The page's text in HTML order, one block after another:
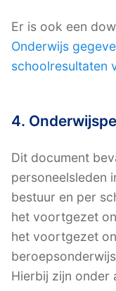
Er is ook een
Onderwijs
schoolresultaten
4.
Dit document
personeelsleden
bestuur en per
het voortgezet
het voortgezet
Hierbij zijn onder